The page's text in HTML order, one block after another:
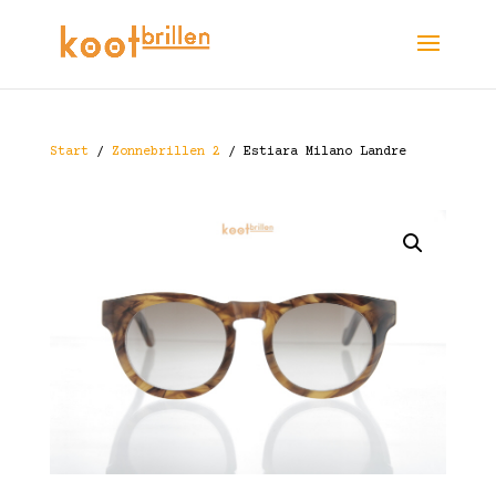
Start/ Zonnebrillen 2 / Estiara Milano Landre